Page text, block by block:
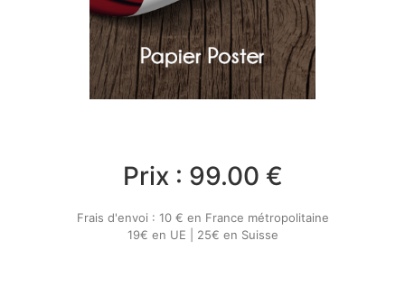
Prix : 99.00 €
Frais d'envoi : 10 € en France métropolitaine
19€ en UE | 25€ en Suisse